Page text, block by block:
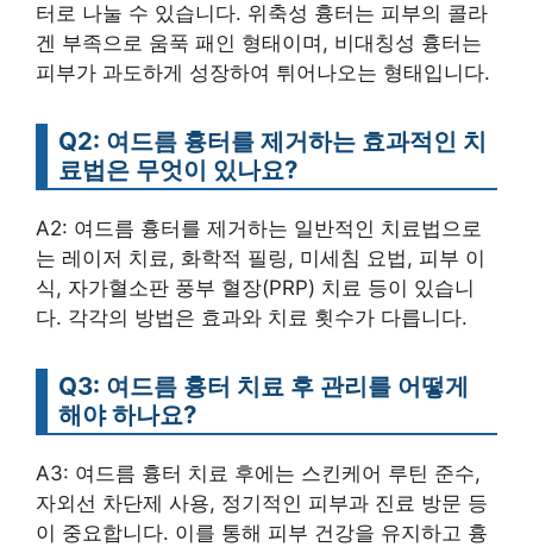
터로 나눌 수 있습니다. 위축성 흉터는 피부의 콜라
겐 부족으로 움푹 패인 형태이며, 비대칭성 흉터는
피부가 과도하게 성장하여 튀어나오는 형태입니다.
Q2: 여드름 흉터를 제거하는 효과적인 치
료법은 무엇이 있나요?
A2: 여드름 흉터를 제거하는 일반적인 치료법으로
는 레이저 치료, 화학적 필링, 미세침 요법, 피부 이
식, 자가혈소판 풍부 혈장(PRP) 치료 등이 있습니
다. 각각의 방법은 효과와 치료 횟수가 다릅니다.
Q3: 여드름 흉터 치료 후 관리를 어떻게
해야 하나요?
A3: 여드름 흉터 치료 후에는 스킨케어 루틴 준수,
자외선 차단제 사용, 정기적인 피부과 진료 방문 등
이 중요합니다. 이를 통해 피부 건강을 유지하고 흉